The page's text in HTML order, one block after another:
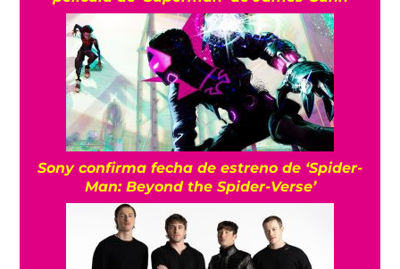
Sony confirma fecha de estreno de ‘Spider-
Man: Beyond the Spider-Verse’